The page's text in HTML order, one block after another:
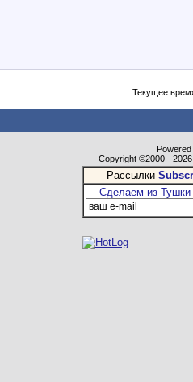
Текущее
Copyright ©2000 -
Рассылки
Сделаем из Тушки